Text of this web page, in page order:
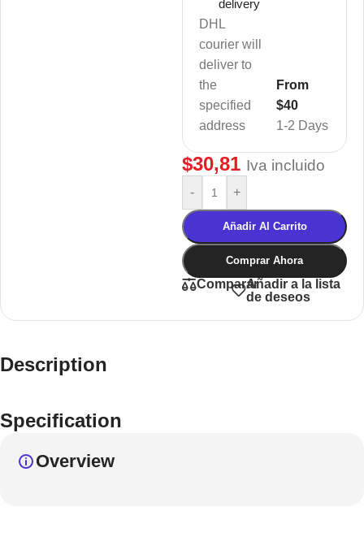
delivery
DHL
courier will
deliver to
the
specified
address
1-2 Days
From
$40
$30,81 Iva incluido
- +
Añadir Al Carrito
Comprar Ahora
CompararAñadir a la lista
de deseos
Description
Specification
Overview